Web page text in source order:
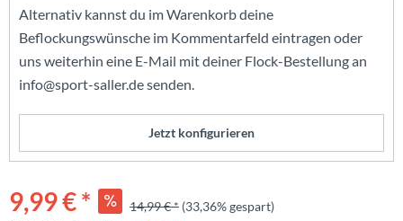
Alternativ kannst du im Warenkorb deine
Beflockungswünsche im Kommentarfeld eintragen oder
uns weiterhin eine E-Mail mit deiner Flock-Bestellung an
info@sport-saller.de senden.
Jetzt konfigurieren
9,99 € * 14,99 € * (33,36% gespart)